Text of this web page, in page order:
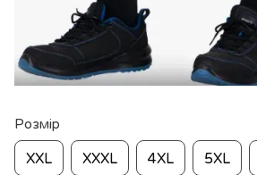
Розмір
XXL XXXL 4XL 5XL